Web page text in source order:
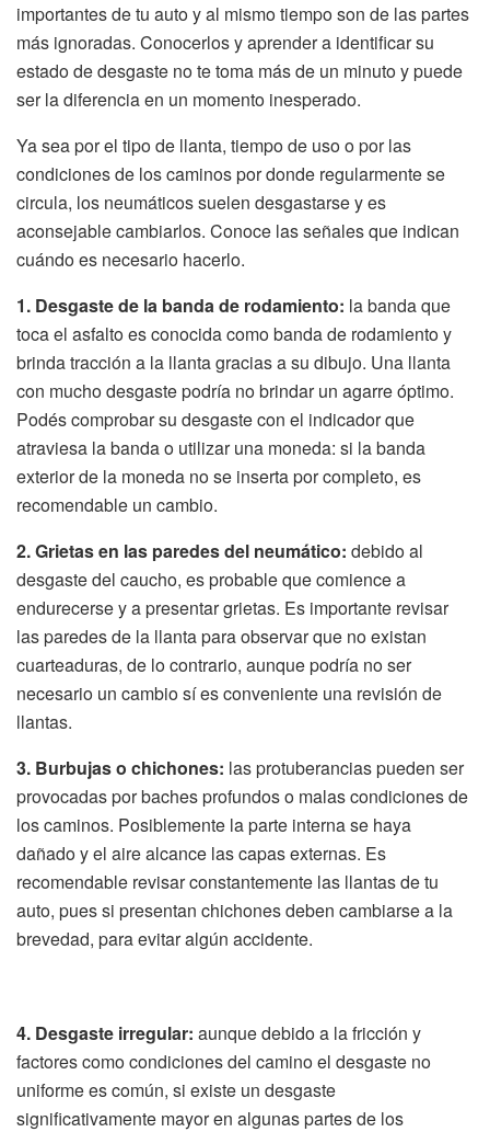
importantes de tu auto y al mismo tiempo son de las partes
más ignoradas. Conocerlos y aprender a identificar su
estado de desgaste no te toma más de un minuto y puede
ser la diferencia en un momento inesperado.
Ya sea por el tipo de llanta, tiempo de uso o por las
condiciones de los caminos por donde regularmente se
circula, los neumáticos suelen desgastarse y es
aconsejable cambiarlos. Conoce las señales que indican
cuándo es necesario hacerlo.
1. Desgaste de la banda de rodamiento: la banda que
toca el asfalto es conocida como banda de rodamiento y
brinda tracción a la llanta gracias a su dibujo. Una llanta
con mucho desgaste podría no brindar un agarre óptimo.
Podés comprobar su desgaste con el indicador que
atraviesa la banda o utilizar una moneda: si la banda
exterior de la moneda no se inserta por completo, es
recomendable un cambio.
2. Grietas en las paredes del neumático: debido al
desgaste del caucho, es probable que comience a
endurecerse y a presentar grietas. Es importante revisar
las paredes de la llanta para observar que no existan
cuarteaduras, de lo contrario, aunque podría no ser
necesario un cambio sí es conveniente una revisión de
llantas.
3. Burbujas o chichones: las protuberancias pueden ser
provocadas por baches profundos o malas condiciones de
los caminos. Posiblemente la parte interna se haya
dañado y el aire alcance las capas externas. Es
recomendable revisar constantemente las llantas de tu
auto, pues si presentan chichones deben cambiarse a la
brevedad, para evitar algún accidente.
4. Desgaste irregular: aunque debido a la fricción y
factores como condiciones del camino el desgaste no
uniforme es común, si existe un desgaste
significativamente mayor en algunas partes de los